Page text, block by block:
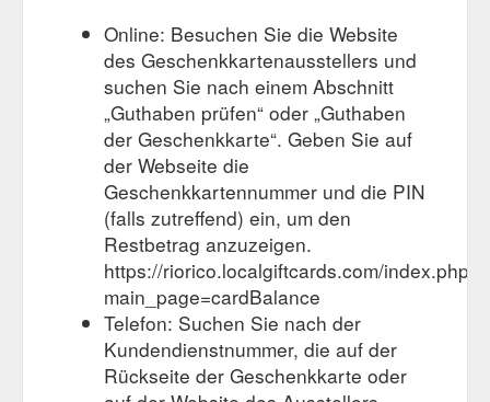
Online: Besuchen Sie die Website
des Geschenkkartenausstellers und
suchen Sie nach einem Abschnitt
„Guthaben prüfen“ oder „Guthaben
der Geschenkkarte“. Geben Sie auf
der Webseite die
Geschenkkartennummer und die PIN
(falls zutreffend) ein, um den
Restbetrag anzuzeigen.
https://riorico.localgiftcards.com/index.php?
main_page=cardBalance
Telefon: Suchen Sie nach der
Kundendienstnummer, die auf der
Rückseite der Geschenkkarte oder